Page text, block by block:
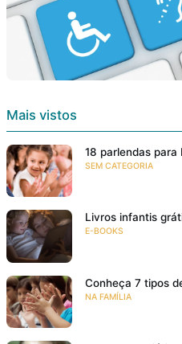
Mais vistos
18 parlendas
SEM CATEGORIA
Livros infantis
E-BOOKS
Conheça 7 tipos
NA FAMÍLIA